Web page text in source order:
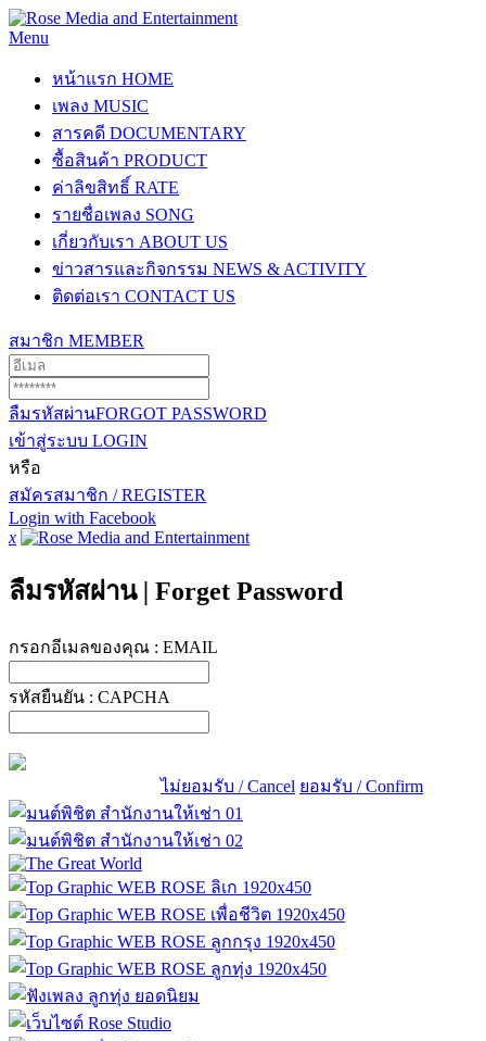
Menu
หน้าแรก HOME
เพลง MUSIC
สารคดี DOCUMENTARY
ซื้อสินค้า PRODUCT
ค่าลิขสิทธิ์ RATE
รายชื่อเพลง SONG
เกี่ยวกับเรา ABOUT US
ข่าวสารและกิจกรรม NEWS & ACTIVITY
ติดต่อเรา CONTACT US
สมาชิก MEMBER
ลืมรหัสผ่านFORGOT PASSWORD
เข้าสู่ระบบ LOGIN
หรือ
สมัครสมาชิก / REGISTER
Login with Facebook
x
ลืมรหัสผ่าน | Forget Password
กรอกอีเมลของคุณ : EMAIL
รหัสยืนยัน : CAPCHA
ไม่ยอมรับ / Cancel ยอมรับ / Confirm